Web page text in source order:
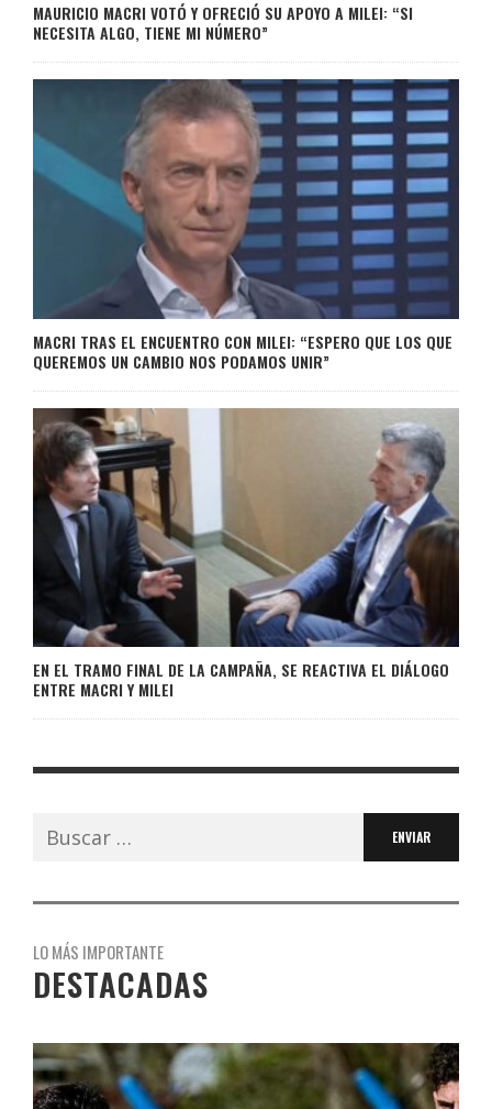
MAURICIO MACRI VOTÓ Y OFRECIÓ SU APOYO A MILEI: “SI
NECESITA ALGO, TIENE MI NÚMERO”
MACRI TRAS EL ENCUENTRO CON MILEI: “ESPERO QUE LOS QUE
QUEREMOS UN CAMBIO NOS PODAMOS UNIR”
EN EL TRAMO FINAL DE LA CAMPAÑA, SE REACTIVA EL DIÁLOGO
ENTRE MACRI Y MILEI
Buscar:
LO MÁS IMPORTANTE
DESTACADAS